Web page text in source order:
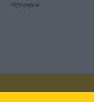
*Pflichtfeld